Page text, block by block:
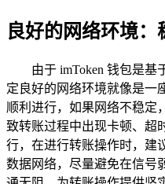
良好的网络环境
由于 imToken 钱包是
定良好的网络环境就像是一
顺利进行，如果网络不稳定
致转账过程中出现卡顿、超
行，在进行转账操作时，建
数据网络，尽量避免在信号